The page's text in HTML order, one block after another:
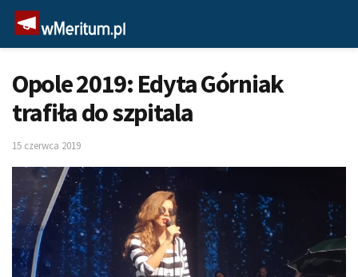
Opole 2019: Edyta Górniak
trafiła do szpitala
15 czerwca 2019